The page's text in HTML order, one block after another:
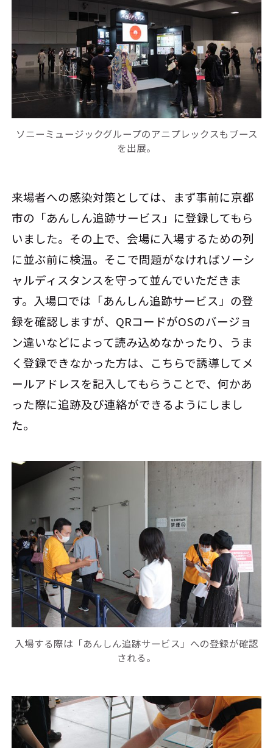
ソニーミュージックグループのアニプレックスもブース
を出展。
来場者への感染対策としては、まず事前に京都
市の「あんしん追跡サービス」に登録してもら
いました。その上で、会場に入場するための列
に並ぶ前に検温。そこで問題がなければソーシ
ャルディスタンスを守って並んでいただきま
す。入場口では「あんしん追跡サービス」の登
録を確認しますが、QRコードがOSのバージョ
ン違いなどによって読み込めなかったり、うま
く登録できなかった方は、こちらで誘導してメ
ールアドレスを記入してもらうことで、何かあ
った際に追跡及び連絡ができるようにしまし
た。
入場する際は「あんしん追跡サービス」への登録が確認
される。